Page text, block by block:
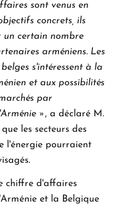
sont venus en
concrets, ils
un certain nombre
arméniens. Les
s'intéressent à la
et aux possibilités
par
», a déclaré M.
les secteurs des
l'énergie pourraient
chiffre d'affaires
et la Belgique